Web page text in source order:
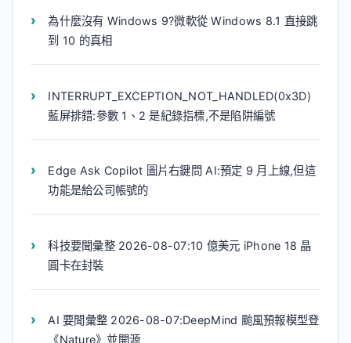
為什麼沒有 Windows 9?微軟從 Windows 8.1 直接跳
到 10 的真相
INTERRUPT_EXCEPTION_NOT_HANDLED(0x3D)
藍屏排錯:參數 1、2 是紀錄指標,不是陷阱編號
Edge Ask Copilot 圖片右鍵問 AI:預定 9 月上線,但這
功能是給公司帳號的
科技要聞彙整 2026-08-07:10 億美元 iPhone 18 晶
圓卡在封裝
AI 要聞彙整 2026-08-07:DeepMind 颱風預報模型登
《Nature》並開源